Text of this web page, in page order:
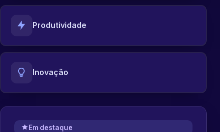
Produtividade
Inovação
Em destaque